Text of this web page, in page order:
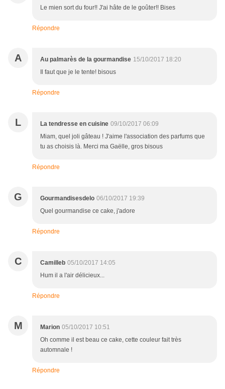
Le mien sort du four!! J'ai hâte de le goûter!! Bises
Répondre
A Au palmarès de la gourmandise 15/10/2017 18:20
Il faut que je le tente! bisous
Répondre
L La tendresse en cuisine 09/10/2017 06:09
Miam, quel joli gâteau ! J'aime l'association des parfums que
tu as choisis là. Merci ma Gaëlle, gros bisous
Répondre
G Gourmandisesdelo 06/10/2017 19:39
Quel gourmandise ce cake, j'adore
Répondre
C Camilleb 05/10/2017 14:05
Hum il a l'air délicieux...
Répondre
M Marion 05/10/2017 10:51
Oh comme il est beau ce cake, cette couleur fait très
automnale !
Répondre